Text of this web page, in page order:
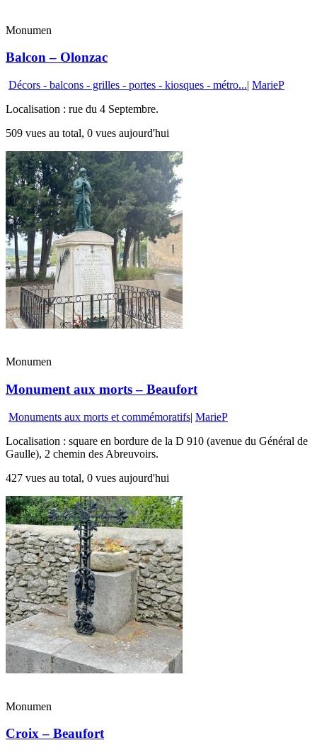
Monumen
Balcon – Olonzac
Décors - balcons - grilles - portes - kiosques - métro...| MarieP
Localisation : rue du 4 Septembre.
509 vues au total, 0 vues aujourd'hui
Monumen
Monument aux morts – Beaufort
Monuments aux morts et commémoratifs| MarieP
Localisation : square en bordure de la D 910 (avenue du Général de
Gaulle), 2 chemin des Abreuvoirs.
427 vues au total, 0 vues aujourd'hui
Monumen
Croix – Beaufort